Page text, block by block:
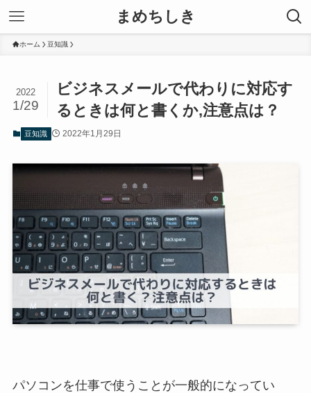
まめちしき
ホーム 豆知識
ビジネスメールで代わりに対応す
るときは何と書くか,注意点は？
2022
1/29
豆知識 2022年1月29日
パソコンを仕事で使うことが一般的になってい